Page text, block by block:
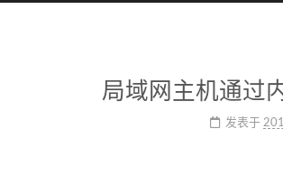
局域网主机通过
发表于